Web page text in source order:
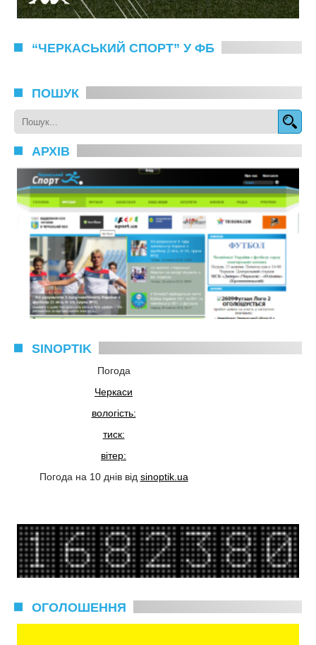
“ЧЕРКАСЬКИЙ СПОРТ” У ФБ
ПОШУК
АРХІВ
SINOPTIK
Погода
Черкаси
вологість:
тиск:
вітер:
Погода на 10 днів від sinoptik.ua
ОГОЛОШЕННЯ